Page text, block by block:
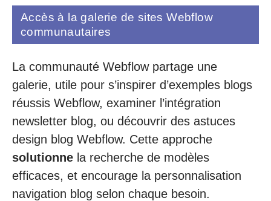
Accès à la galerie de sites Webflow
communautaires
La communauté Webflow partage une
galerie, utile pour s’inspirer d’exemples blogs
réussis Webflow, examiner l’intégration
newsletter blog, ou découvrir des astuces
design blog Webflow. Cette approche
solutionne la recherche de modèles
efficaces, et encourage la personnalisation
navigation blog selon chaque besoin.